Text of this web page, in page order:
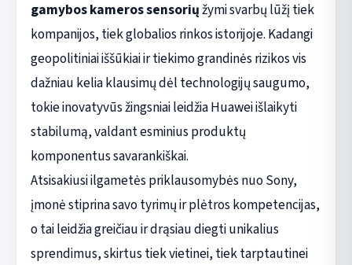
gamybos kameros sensoriųžymi svarbų lūžį tiek
kompanijos, tiek globalios rinkos istorijoje. Kadangi
geopolitiniai iššūkiai ir tiekimo grandinės rizikos vis
dažniau kelia klausimų dėl technologijų saugumo,
tokie inovatyvūs žingsniai leidžia Huawei išlaikyti
stabilumą, valdant esminius produktų
komponentus savarankiškai.
Atsisakiusi ilgametės priklausomybės nuo Sony,
įmonė stiprina savo tyrimų ir plėtros kompetencijas,
o tai leidžia greičiau ir drąsiau diegti unikalius
sprendimus, skirtus tiek vietinei, tiek tarptautinei